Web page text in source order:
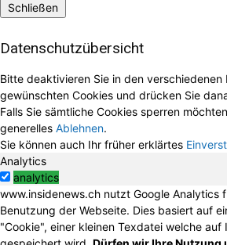
Schließen
Datenschutzübersicht
Bitte deaktivieren Sie in den
gewünschten Cookies und drücken Sie
Falls Sie sämtliche Cookies sperren
generelles Ablehnen.
Sie können auch Ihr früher erklärtes
Analytics
analytics
www.insidenews.ch nutzt Google Analytics
Benutzung der Webseite. Dies basiert auf
"Cookie", einer kleinen Texdatei welche auf